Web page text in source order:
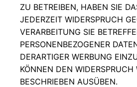
ZU BETREIBEN, HABEN SIE
JEDERZEIT WIDERSPRUCH
VERARBEITUNG SIE
PERSONENBEZOGENER
DERARTIGER WERBUNG
KÖNNEN DEN WIDERSPRUCH
BESCHRIEBEN AUSÜBEN.